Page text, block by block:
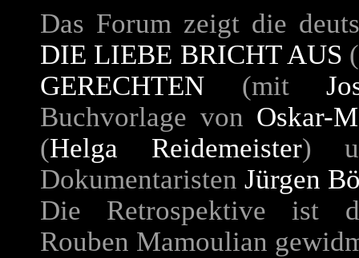
Das Forum zeigt die
DIE LIEBE BRICHT AUS (
GERECHTEN (mit
Buchvorlage von Oskar-
(Helga Reidemeister)
Dokumentaristen Jürgen
Die Retrospektive ist
Rouben Mamoulian